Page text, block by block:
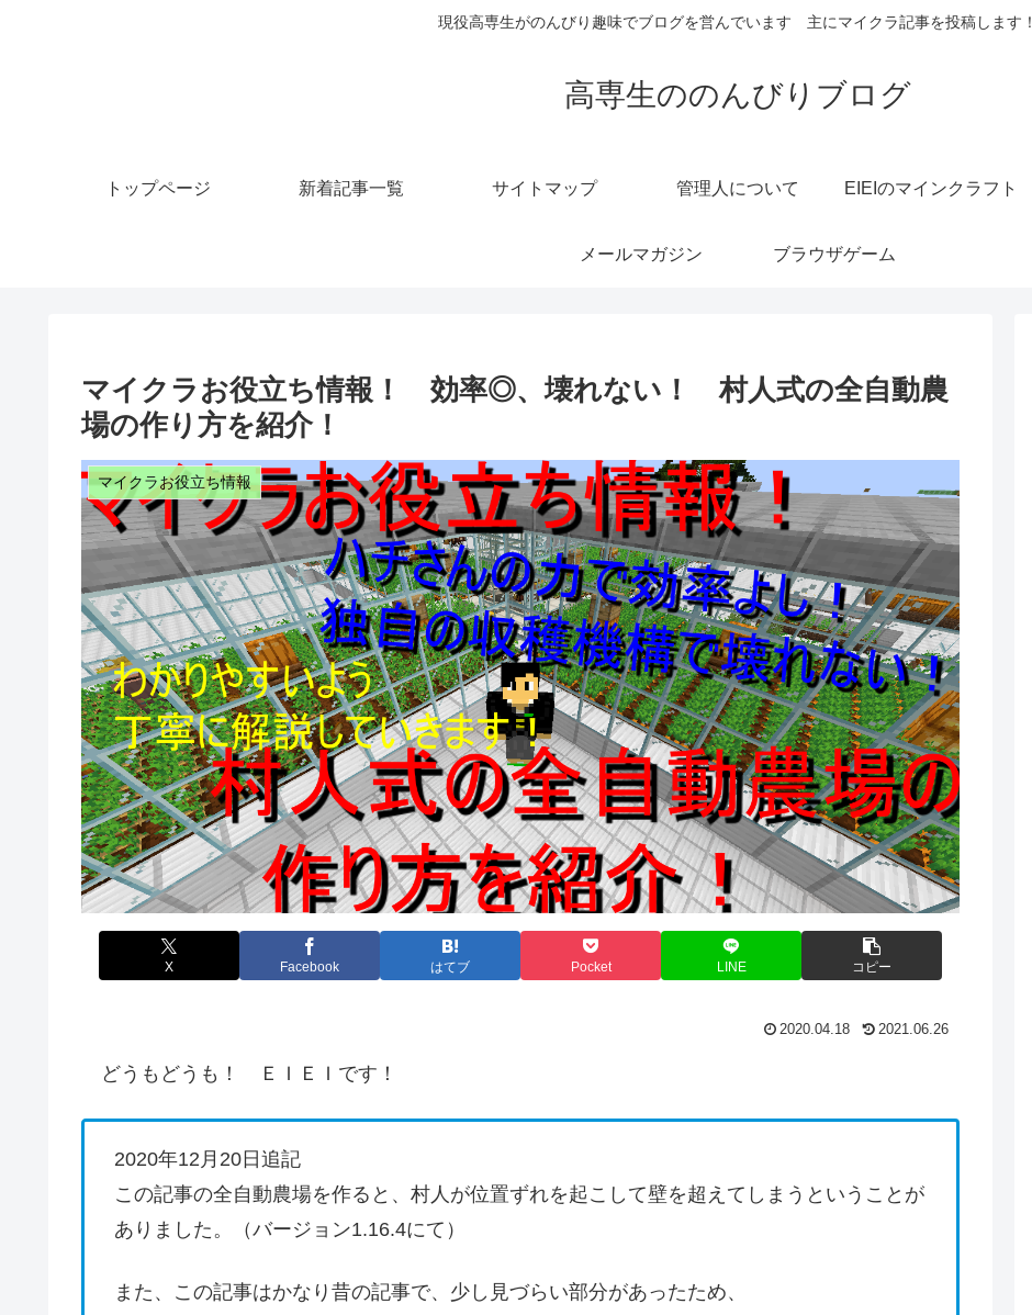
現役高専生がのんびり趣味でブログを営んでいます 主にマイクラ記事を投稿します！
高専生ののんびりブログ
トップページ 新着記事一覧 サイトマップ 管理人について EIEIのマインクラフト
メールマガジン ブラウザゲーム
マイクラお役立ち情報！ 効率◎、壊れない！ 村人式の全自動農
場の作り方を紹介！
マイクラお役立ち情報
X Facebook はてブ Pocket LINE コピー
2020.04.18 2021.06.26
どうもどうも！ ＥＩＥＩです！
2020年12月20日追記
この記事の全自動農場を作ると、村人が位置ずれを起こして壁を超えてしまうということが
ありました。（バージョン1.16.4にて）
また、この記事はかなり昔の記事で、少し見づらい部分があったため、